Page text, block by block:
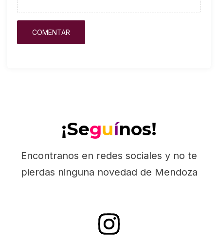
¡Seguínos!
Encontranos en redes sociales y no te
pierdas ninguna novedad de Mendoza